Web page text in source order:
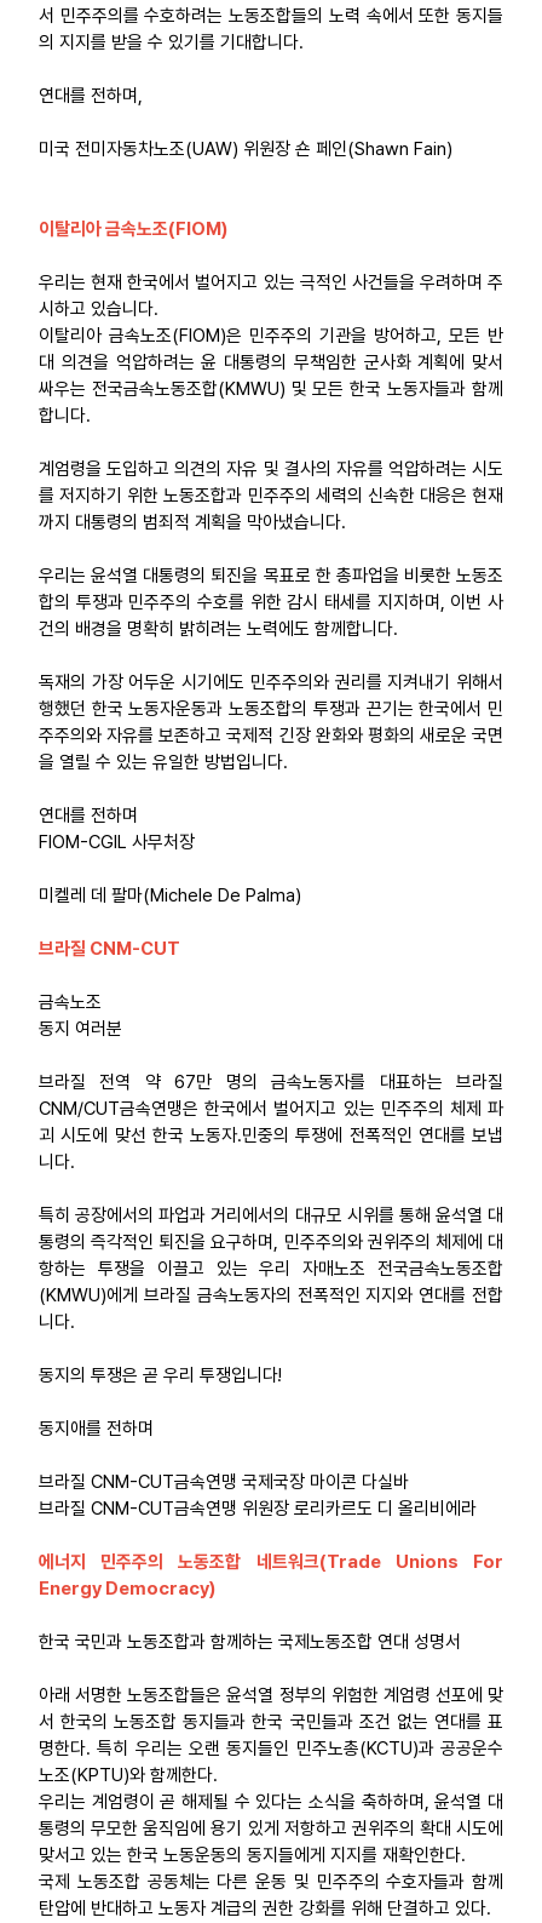
서 민주주의를 수호하려는 노동조합들의 노력 속에서 또한 동지들
의 지지를 받을 수 있기를 기대합니다.
연대를 전하며,
미국 전미자동차노조(UAW) 위원장 숀 페인(Shawn Fain)
이탈리아 금속노조(FIOM)
우리는 현재 한국에서 벌어지고 있는 극적인 사건들을 우려하며 주
시하고 있습니다.
이탈리아 금속노조(FIOM)은 민주주의 기관을 방어하고, 모든 반
대 의견을 억압하려는 윤 대통령의 무책임한 군사화 계획에 맞서
싸우는 전국금속노동조합(KMWU) 및 모든 한국 노동자들과 함께
합니다.
계엄령을 도입하고 의견의 자유 및 결사의 자유를 억압하려는 시도
를 저지하기 위한 노동조합과 민주주의 세력의 신속한 대응은 현재
까지 대통령의 범죄적 계획을 막아냈습니다.
우리는 윤석열 대통령의 퇴진을 목표로 한 총파업을 비롯한 노동조
합의 투쟁과 민주주의 수호를 위한 감시 태세를 지지하며, 이번 사
건의 배경을 명확히 밝히려는 노력에도 함께합니다.
독재의 가장 어두운 시기에도 민주주의와 권리를 지켜내기 위해서
행했던 한국 노동자운동과 노동조합의 투쟁과 끈기는 한국에서 민
주주의와 자유를 보존하고 국제적 긴장 완화와 평화의 새로운 국면
을 열릴 수 있는 유일한 방법입니다.
연대를 전하며
FIOM-CGIL 사무처장
미켈레 데 팔마(Michele De Palma)
브라질 CNM-CUT
금속노조
동지 여러분
브라질 전역 약 67만 명의 금속노동자를 대표하는 브라질
CNM/CUT금속연맹은 한국에서 벌어지고 있는 민주주의 체제 파
괴 시도에 맞선 한국 노동자․민중의 투쟁에 전폭적인 연대를 보냅
니다.
특히 공장에서의 파업과 거리에서의 대규모 시위를 통해 윤석열 대
통령의 즉각적인 퇴진을 요구하며, 민주주의와 권위주의 체제에 대
항하는 투쟁을 이끌고 있는 우리 자매노조 전국금속노동조합
(KMWU)에게 브라질 금속노동자의 전폭적인 지지와 연대를 전합
니다.
동지의 투쟁은 곧 우리 투쟁입니다!
동지애를 전하며
브라질 CNM-CUT금속연맹 국제국장 마이콘 다실바
브라질 CNM-CUT금속연맹 위원장 로리카르도 디 올리비에라
에너지 민주주의 노동조합 네트워크(Trade Unions For
Energy Democracy)
한국 국민과 노동조합과 함께하는 국제노동조합 연대 성명서
아래 서명한 노동조합들은 윤석열 정부의 위험한 계엄령 선포에 맞
서 한국의 노동조합 동지들과 한국 국민들과 조건 없는 연대를 표
명한다. 특히 우리는 오랜 동지들인 민주노총(KCTU)과 공공운수
노조(KPTU)와 함께한다.
우리는 계엄령이 곧 해제될 수 있다는 소식을 축하하며, 윤석열 대
통령의 무모한 움직임에 용기 있게 저항하고 권위주의 확대 시도에
맞서고 있는 한국 노동운동의 동지들에게 지지를 재확인한다.
국제 노동조합 공동체는 다른 운동 및 민주주의 수호자들과 함께
탄압에 반대하고 노동자 계급의 권한 강화를 위해 단결하고 있다.